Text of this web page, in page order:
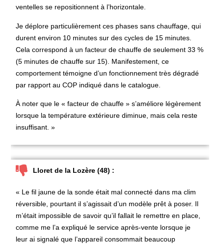
ventelles se repositionnent à l’horizontale.
Je déplore particulièrement ces phases sans chauffage, qui
durent environ 10 minutes sur des cycles de 15 minutes.
Cela correspond à un facteur de chauffe de seulement 33 %
(5 minutes de chauffe sur 15). Manifestement, ce
comportement témoigne d’un fonctionnement très dégradé
par rapport au COP indiqué dans le catalogue.
À noter que le « facteur de chauffe » s’améliore légèrement
lorsque la température extérieure diminue, mais cela reste
insuffisant. »
Lloret de la Lozère (48) :
« Le fil jaune de la sonde était mal connecté dans ma clim
réversible, pourtant il s’agissait d’un modèle prêt à poser. Il
m’était impossible de savoir qu’il fallait le remettre en place,
comme me l’a expliqué le service après-vente lorsque je
leur ai signalé que l’appareil consommait beaucoup